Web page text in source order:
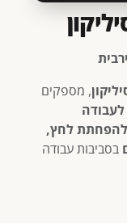
, מספקים
להפחתת לחץ,
בסביבות עבודה